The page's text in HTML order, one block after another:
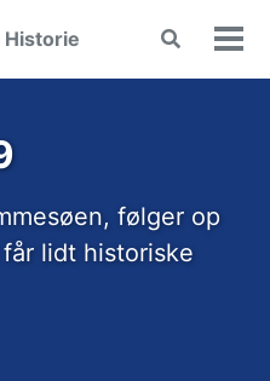
Toggle Vis/
følger op
lidt historiske